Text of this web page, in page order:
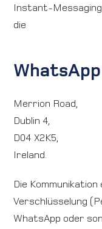
Instant-
die
Merrion Road,
Dublin 4,
D04 X2K5,
Ireland.
Die
Verschlüsselung
WhatsApp oder